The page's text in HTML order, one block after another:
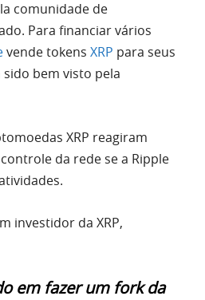
comunidade de
Para financiar vários
vende tokens XRP para seus
bem visto pela
XRP reagiram
da rede se a Ripple
investidor da XRP,
em fazer um fork da